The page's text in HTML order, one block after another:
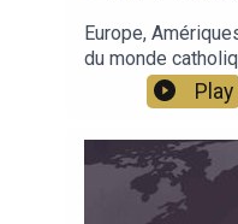
Europe,
du monde
derrière les
lieux de création
Baptiste Noé
Play